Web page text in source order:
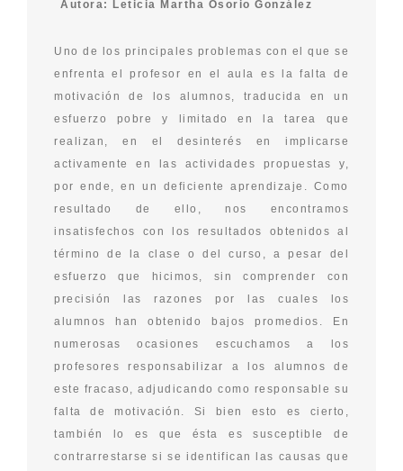
Autora: Leticia Martha Osorio González
Uno de los principales problemas con el que se
enfrenta el profesor en el aula es la falta de
motivación de los alumnos, traducida en un
esfuerzo pobre y limitado en la tarea que
realizan, en el desinterés en implicarse
activamente en las actividades propuestas y,
por ende, en un deficiente aprendizaje. Como
resultado de ello, nos encontramos
insatisfechos con los resultados obtenidos al
término de la clase o del curso, a pesar del
esfuerzo que hicimos, sin comprender con
precisión las razones por las cuales los
alumnos han obtenido bajos promedios. En
numerosas ocasiones escuchamos a los
profesores responsabilizar a los alumnos de
este fracaso, adjudicando como responsable su
falta de motivación. Si bien esto es cierto,
también lo es que ésta es susceptible de
contrarrestarse si se identifican las causas que